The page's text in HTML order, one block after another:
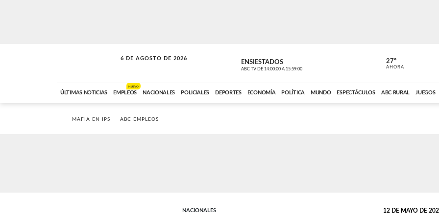
6 DE AGOSTO DE 2026
VITAMINAS ENSIESTADOS
ABC TV DE 14:00:00 A 15:59:00 ABC CARDINAL
27º
AHORA
ÚLTIMAS NOTICIAS EMPLEOS
NUEVO
NACIONALES POLICIALES DEPORTES ECONOMÍA POLÍTICA MUNDO ESPECTÁCULOS ABC RURAL JUEGOS
MAFIA EN IPS ABC EMPLEOS
NACIONALES 12 DE MAYO DE